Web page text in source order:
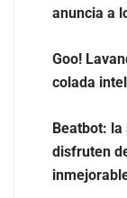
anuncia a
Goo!
colada
Beatbot:
disfruten